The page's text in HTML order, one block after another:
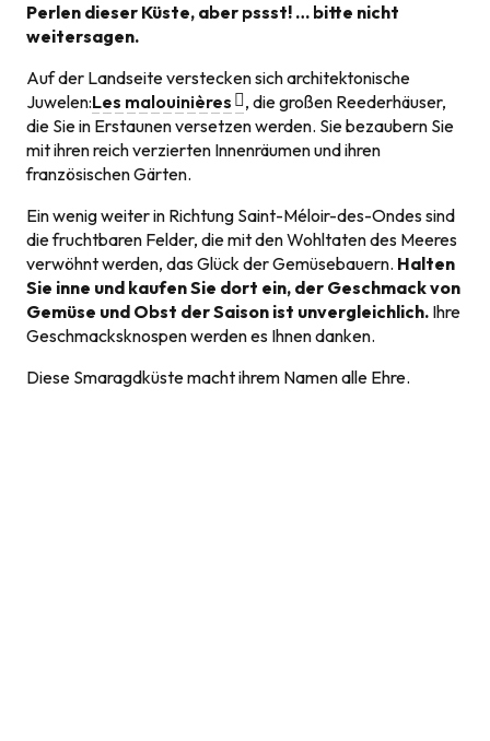
Perlen dieser Küste, aber pssst! … bitte nicht
weitersagen.
Auf der Landseite verstecken sich architektonische
Juwelen:Les malouinières
, die großen Reederhäuser,
die Sie in Erstaunen versetzen werden. Sie bezaubern Sie
mit ihren reich verzierten Innenräumen und ihren
französischen Gärten.
Ein wenig weiter in Richtung Saint-Méloir-des-Ondes sind
die fruchtbaren Felder, die mit den Wohltaten des Meeres
verwöhnt werden, das Glück der Gemüsebauern. Halten
Sie inne und kaufen Sie dort ein, der Geschmack von
Gemüse und Obst der Saison ist unvergleichlich. Ihre
Geschmacksknospen werden es Ihnen danken.
Diese Smaragdküste macht ihrem Namen alle Ehre.